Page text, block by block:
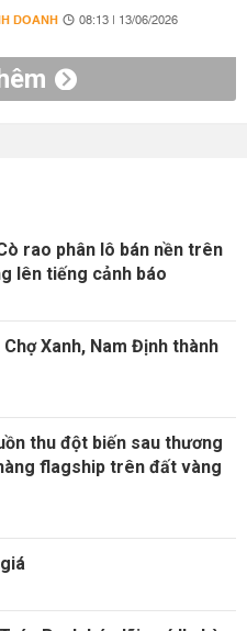
DOANH 08:13 | 13/06/2026
rao phân lô bán nền trên
lên tiếng cảnh báo
Xanh, Nam Định thành
thu đột biến sau thương
flagship trên đất vàng